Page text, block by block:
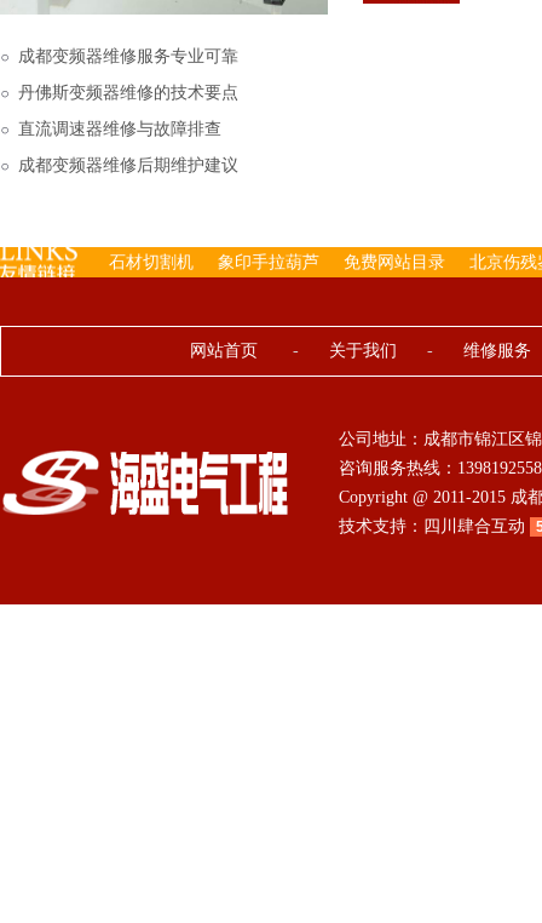
下来的，机内已经存有
成都变频器维修服务专业可靠
丹佛斯变频器维修的技术要点
直流调速器维修与故障排查
成都变频器维修后期维护建议
石材切割机 象印手拉葫芦 免费网站目录 北京伤残
网站首页 - 关于我们 - 维修服务
公司地址：成都市锦江区
咨询服务热线：
Copyright @ 2011-2015
技术支持： 四川肆合互动